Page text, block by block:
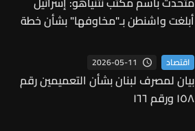
أبلغت واشنطن بـ"مخاوفها" بشأن خطة
اقتصاد 2026-05-11
بيان لمصرف لبنان بشأن التعميمين رقم
١٥٨ ورقم ١٦٦